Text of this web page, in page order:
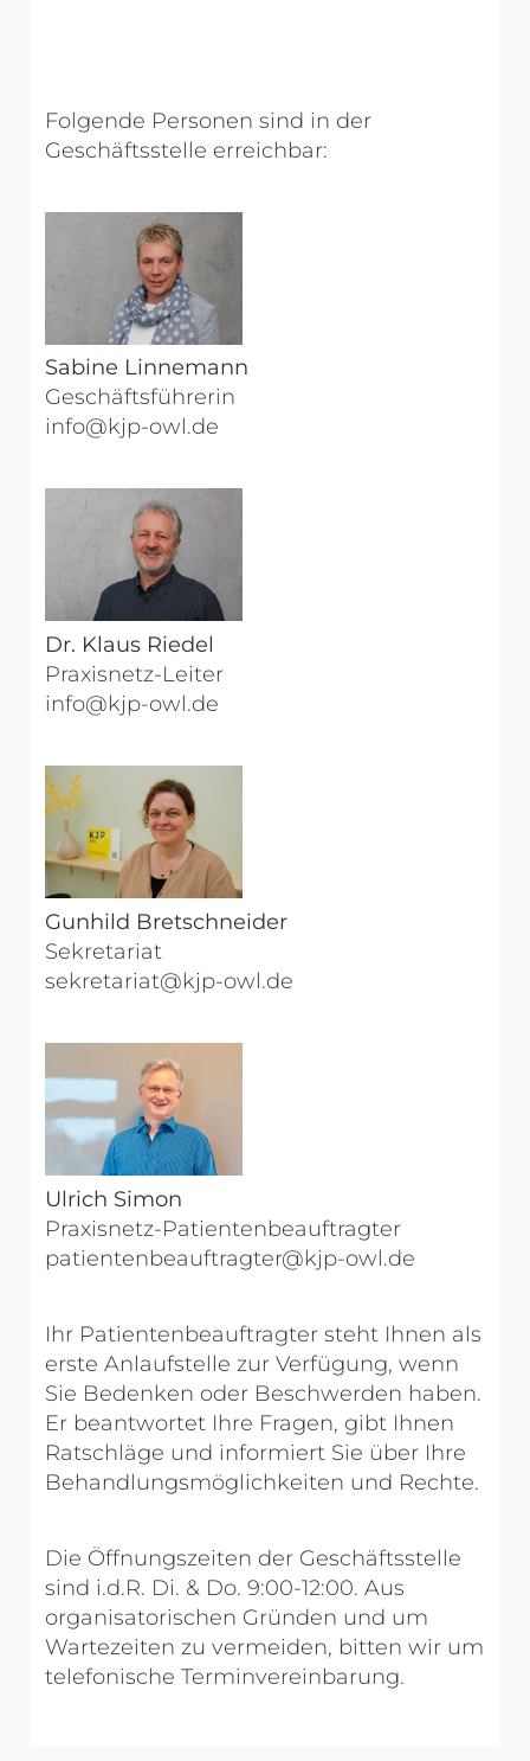
Folgende Personen sind in der
Geschäftsstelle erreichbar:
Sabine Linnemann
Geschäftsführerin
info@kjp-owl.de
Dr. Klaus Riedel
Praxisnetz-Leiter
info@kjp-owl.de
Gunhild Bretschneider
Sekretariat
sekretariat@kjp-owl.de
Ulrich Simon
Praxisnetz-Patientenbeauftragter
patientenbeauftragter@kjp-owl.de
Ihr Patientenbeauftragter steht Ihnen als
erste Anlaufstelle zur Verfügung, wenn
Sie Bedenken oder Beschwerden haben.
Er beantwortet Ihre Fragen, gibt Ihnen
Ratschläge und informiert Sie über Ihre
Behandlungsmöglichkeiten und Rechte.
Die Öffnungszeiten der Geschäftsstelle
sind i.d.R. Di. & Do. 9:00-12:00. Aus
organisatorischen Gründen und um
Wartezeiten zu vermeiden, bitten wir um
telefonische Terminvereinbarung.